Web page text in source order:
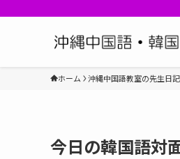
ホーム 沖縄中国語教室の先生日記
今日の韓国語対